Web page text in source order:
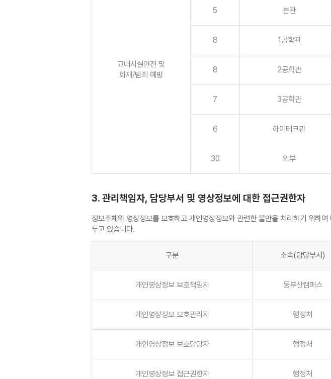
교내시설안전 및
화재/범죄 예방
5 본관
8 1공학관
8 2공학관
7 3공학관
6 하이테크관
30 외부
3. 관리책임자, 담당부서 및 영상정보에 대한 접근권한자
정보주체의 영상정보를 보호하고 개인영상정보와 관련한 불만을 처리하기 위하
두고 있습니다.
구분 소속(담당부서)
개인영상정보 보호책임자 동부산캠퍼스
개인영상정보 보호관리자 행정처
개인영상정보 보호담당자 행정처
개인영상정보 접근권한자 행정처